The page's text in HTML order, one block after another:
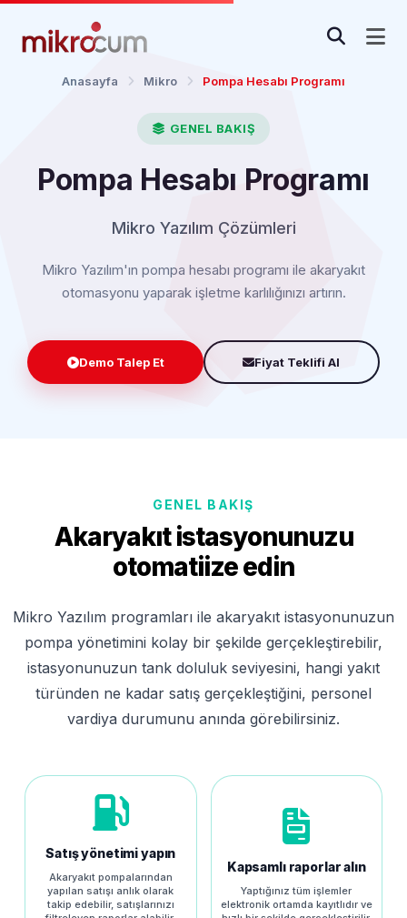
Anasayfa Mikro Pompa Hesabı Programı
GENEL BAKIŞ
Pompa Hesabı Programı
Mikro Yazılım Çözümleri
Mikro Yazılım'ın pompa hesabı programı ile akaryakıt
otomasyonu yaparak işletme karlılığınızı artırın.
Demo Talep Et Fiyat Teklifi Al
GENEL BAKIŞ
Akaryakıt istasyonunuzu
otomatiize edin
Mikro Yazılım programları ile akaryakıt istasyonunuzun
pompa yönetimini kolay bir şekilde gerçekleştirebilir,
istasyonunuzun tank doluluk seviyesini, hangi yakıt
türünden ne kadar satış gerçekleştiğini, personel
vardiya durumunu anında görebilirsiniz.
Satış yönetimi yapın
Akaryakıt pompalarından
yapılan satışı anlık olarak
takip edebilir, satışlarınızı
Kapsamlı raporlar alın
Yaptığınız tüm işlemler
elektronik ortamda kayıtlıdır ve